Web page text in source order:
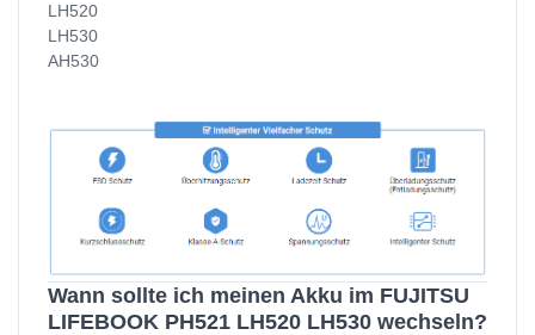
LH520
LH530
AH530
Wann sollte ich meinen Akku im FUJITSU
LIFEBOOK PH521 LH520 LH530 wechseln?